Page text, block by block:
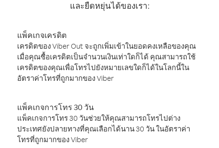
และยืดหยุ่นได้ของเรา:
แพ็คเกจเครดิต
เครดิตของ Viber Out จะถูกเพิ่มเข้าในยอดคงเหลือของคุณ
เมื่อคุณซื้อเครดิตเป็นจำนวนเงินเท่าใดก็ได้ คุณสามารถใช้
เครดิตของคุณเพื่อโทรไปยังหมายเลขใดก็ได้ในโลกนี้ใน
อัตราค่าโทรที่ถูกมากของ Viber
แพ็คเกจการโทร 30 วัน
แพ็คเกจการโทร 30 วันช่วยให้คุณสามารถโทรไปต่าง
ประเทศยังปลายทางที่คุณเลือกได้นาน 30 วัน ในอัตราค่า
โทรที่ถูกมากของ Viber